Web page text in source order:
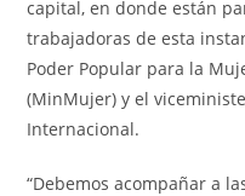
capital, en donde están
trabajadoras de esta
Poder Popular para la
(MinMujer) y el
Internacional.
“Debemos acompañar a